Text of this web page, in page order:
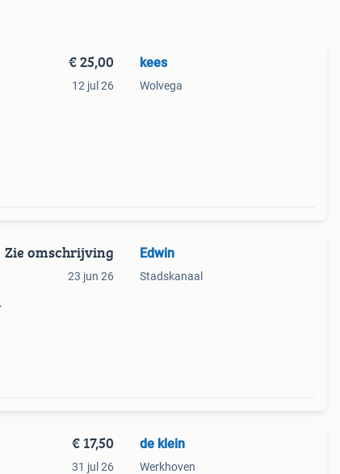
€ 25,00
12 jul 26
kees
Wolvega
Zie omschrijving
23 jun 26
Edwin
Stadskanaal
€ 17,50
31 jul 26
de klein
Werkhoven